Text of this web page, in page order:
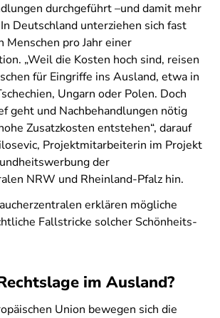
durchgeführt –und damit mehr
Deutschland unterziehen sich fast
pro Jahr einer
„Weil die Kosten hoch sind, reisen
für Eingriffe ins Ausland, etwa in
Ungarn oder Polen. Doch
geht und Nachbehandlungen nötig
Zusatzkosten entstehen“, darauf
Projektmitarbeiterin im Projekt
der
NRW und Rheinland-Pfalz hin.
erklären mögliche
Fallstricke solcher Schönheits-
im Ausland?
Union bewegen sich die